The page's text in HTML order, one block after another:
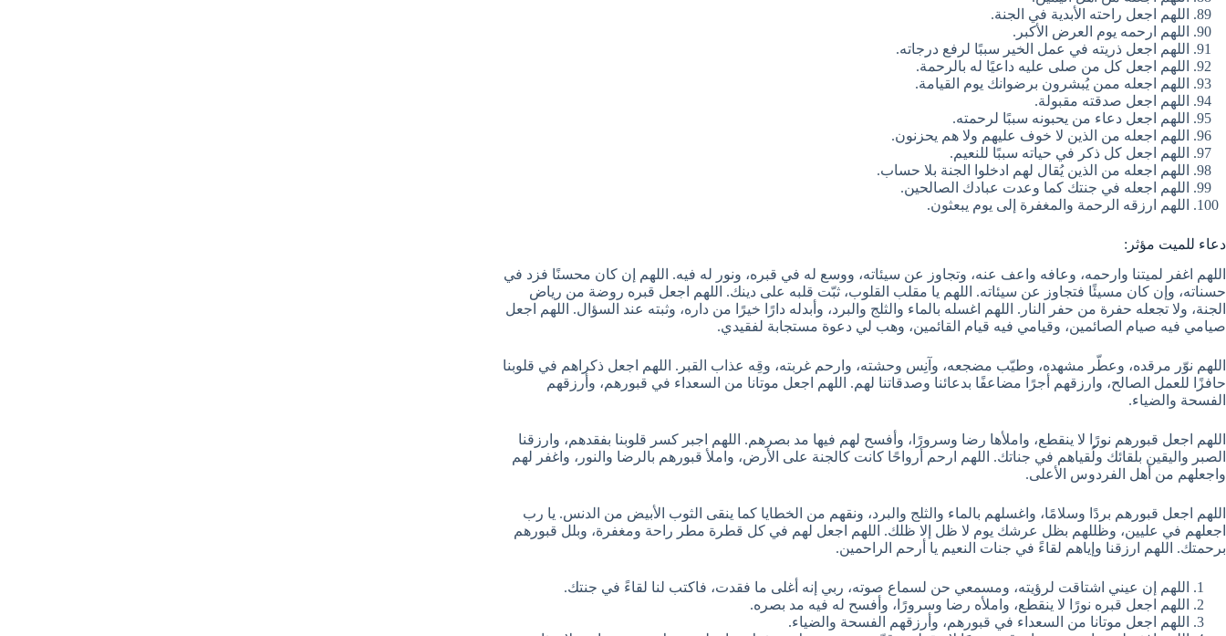
اللهم اجعل راحته الأبدية في الجنة.
اللهم ارحمه يوم العرض الأكبر.
اللهم اجعل ذريته في عمل الخير سببًا لرفع درجاته.
اللهم اجعل كل من صلى عليه داعيًا له بالرحمة.
اللهم اجعله ممن يُبشرون برضوانك يوم القيامة.
اللهم اجعل صدقته مقبولة.
اللهم اجعل دعاء من يحبونه سببًا لرحمته.
اللهم اجعله من الذين لا خوف عليهم ولا هم يحزنون.
اللهم اجعل كل ذكر في حياته سببًا للنعيم.
اللهم اجعله من الذين يُقال لهم ادخلوا الجنة بلا حساب.
اللهم اجعله في جنتك كما وعدت عبادك الصالحين.
اللهم ارزقه الرحمة والمغفرة إلى يوم يبعثون.
دعاء للميت مؤثر:
اللهم اغفر لميتنا وارحمه، وعافه واعف عنه، وتجاوز عن سيئاته، ووسع له في قبره، ونور له فيه. اللهم إن كان محسنًا فزد في
حسناته، وإن كان مسيئًا فتجاوز عن سيئاته. اللهم يا مقلب القلوب، ثبّت قلبه على دينك. اللهم اجعل قبره روضة من رياض
الجنة، ولا تجعله حفرة من حفر النار. اللهم اغسله بالماء والثلج والبرد، وأبدله دارًا خيرًا من داره، وثبته عند السؤال. اللهم اجعل
صيامي فيه صيام الصائمين، وقيامي فيه قيام القائمين، وهب لي دعوة مستجابة لفقيدي.
اللهم نوّر مرقده، وعطّر مشهده، وطيّب مضجعه، وآنِس وحشته، وارحم غربته، وقِه عذاب القبر. اللهم اجعل ذكراهم في قلوبنا
حافزًا للعمل الصالح، وارزقهم أجرًا مضاعفًا بدعائنا وصدقاتنا لهم. اللهم اجعل موتانا من السعداء في قبورهم، وأرزقهم
الفسحة والضياء.
اللهم اجعل قبورهم نورًا لا ينقطع، واملأها رضا وسرورًا، وأفسح لهم فيها مد بصرهم. اللهم اجبر كسر قلوبنا بفقدهم، وارزقنا
الصبر واليقين بلقائك ولُقياهم في جناتك. اللهم ارحم أرواحًا كانت كالجنة على الأرض، واملأ قبورهم بالرضا والنور، واغفر لهم
واجعلهم من أهل الفردوس الأعلى.
اللهم اجعل قبورهم بردًا وسلامًا، واغسلهم بالماء والثلج والبرد، ونقهم من الخطايا كما ينقى الثوب الأبيض من الدنس. يا رب
اجعلهم في عليين، وظللهم بظل عرشك يوم لا ظل إلا ظلك. اللهم اجعل لهم في كل قطرة مطر راحة ومغفرة، وبلل قبورهم
برحمتك. اللهم ارزقنا وإياهم لقاءً في جنات النعيم يا أرحم الراحمين.
اللهم إن عيني اشتاقت لرؤيته، ومسمعي حن لسماع صوته، ربي إنه أغلى ما فقدت، فاكتب لنا لقاءً في جنتك.
اللهم اجعل قبره نورًا لا ينقطع، واملأه رضا وسرورًا، وأفسح له فيه مد بصره.
اللهم اجعل موتانا من السعداء في قبورهم، وأرزقهم الفسحة والضياء.